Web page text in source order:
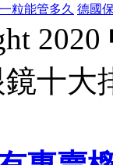
粒能管多久 德國
2020
十大